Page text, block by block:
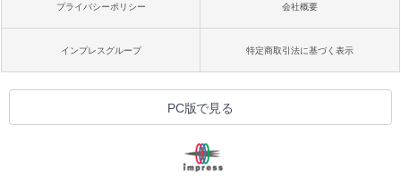
プライバシーポリシー 会社概要
インプレスグループ 特定商取引法に基づく表示
PC版で見る